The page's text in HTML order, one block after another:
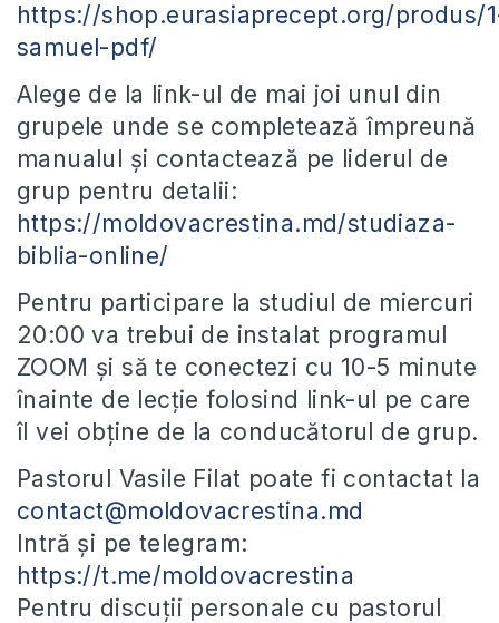
https://shop.eurasiaprecept.org/produs/
samuel-pdf/
Alege de la link-ul de mai joi unul din
grupele unde se completează împreună
manualul și contactează pe liderul de
grup pentru detalii:
https://moldovacrestina.md/studiaza-
biblia-online/
Pentru participare la studiul de miercuri
20:00 va trebui de instalat programul
ZOOM și să te conectezi cu 10-5 minute
înainte de lecție folosind link-ul pe care
îl vei obține de la conducătorul de grup.
Pastorul Vasile Filat poate fi contactat la
contact@moldovacrestina.md
Intră și pe telegram:
https://t.me/moldovacrestina
Pentru discuții personale cu pastorul